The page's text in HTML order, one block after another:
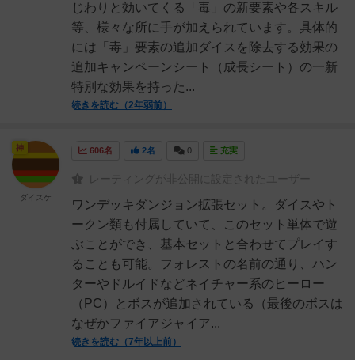
じわりと効いてくる「毒」の新要素や各スキル
等、様々な所に手が加えられています。具体的
には「毒」要素の追加ダイスを除去する効果の
追加キャンペーンシート（成長シート）の一新
特別な効果を持った...
続きを読む（2年弱前）
606名 2名 0 充実
レーティングが非公開に設定されたユーザー
ワンデッキダンジョン拡張セット。ダイスやト
ークン類も付属していて、このセット単体で遊
ぶことができ、基本セットと合わせてプレイす
ることも可能。フォレストの名前の通り、ハン
ターやドルイドなどネイチャー系のヒーロー
（PC）とボスが追加されている（最後のボスは
なぜかファイアジャイア...
続きを読む（7年以上前）
神
ダイスケ